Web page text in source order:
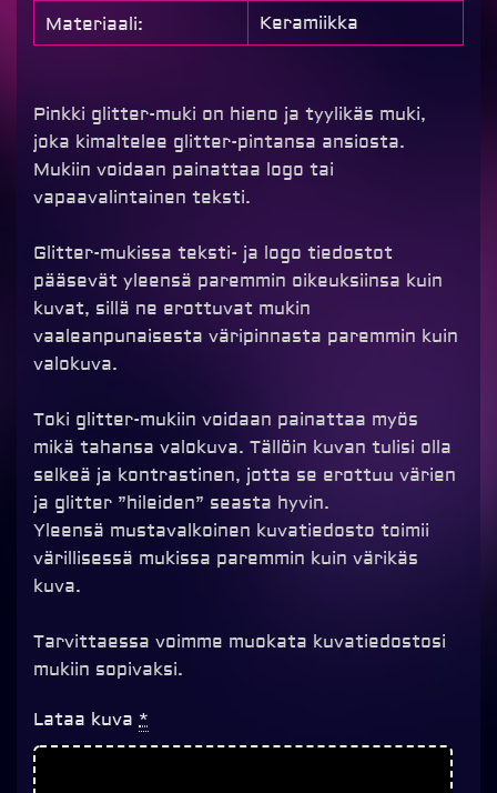
Materiaali: Keramiikka
Pinkki glitter-muki on hieno ja tyylikäs muki,
joka kimaltelee glitter-pintansa ansiosta.
Mukiin voidaan painattaa logo tai
vapaavalintainen teksti.
Glitter-mukissa teksti- ja logo tiedostot
pääsevät yleensä paremmin oikeuksiinsa kuin
kuvat, sillä ne erottuvat mukin
vaaleanpunaisesta väripinnasta paremmin kuin
valokuva.
Toki glitter-mukiin voidaan painattaa myös
mikä tahansa valokuva. Tällöin kuvan tulisi olla
selkeä ja kontrastinen, jotta se erottuu värien
ja glitter ”hileiden” seasta hyvin.
Yleensä mustavalkoinen kuvatiedosto toimii
värillisessä mukissa paremmin kuin värikäs
kuva.
Tarvittaessa voimme muokata kuvatiedostosi
mukiin sopivaksi.
Lataa kuva *
Glitter
muki
omalla